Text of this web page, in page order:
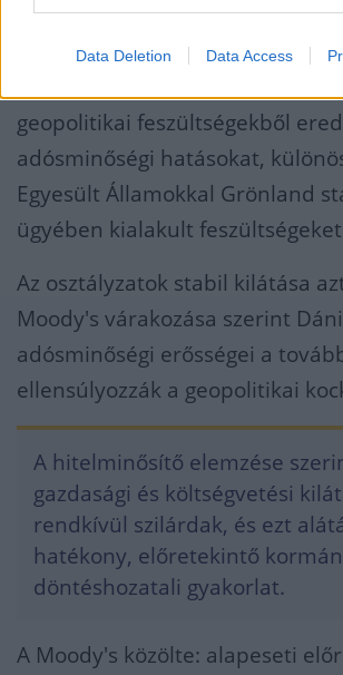
Data Deletion Data Access
A hitelminősítő szerint ezek az
geopolitikai feszültségekből
adósminőségi hatásokat,
Egyesült Államokkal Grönland
ügyében kialakult
Az osztályzatok stabil kilátása
Moody's várakozása szerint
adósminőségi erősségei a
ellensúlyozzák a geopolitikai
A hitelminősítő elemzése
gazdasági és költségvetési
rendkívül szilárdak, és ezt
hatékony, előretekintő
döntéshozatali gyakorlat.
A Moody's közölte: alapeseti